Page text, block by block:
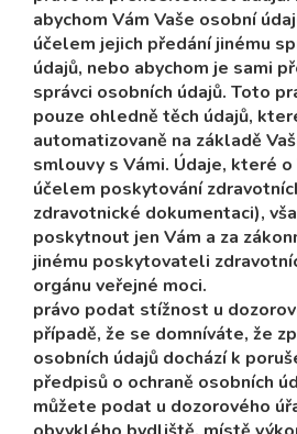
abychom Vám Vaše osobní
účelem jejich předání jinému
údajů, nebo abychom je sami
správci osobních údajů. Toto
pouze ohledně těch údajů,
automatizovaně na základě
smlouvy s Vámi. Údaje, které
účelem poskytování
zdravotnické dokumentaci),
poskytnout jen Vám a za
jinému poskytovateli
orgánu veřejné moci.
právo podat stížnost u
případě, že se domníváte, že
osobních údajů dochází k
předpisů o ochraně osobních
můžete podat u dozorového